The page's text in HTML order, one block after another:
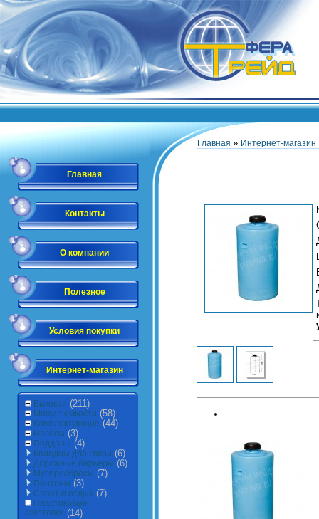
Главная
Контакты
О компании
Полезное
Условия покупки
Интернет-магазин
Ёмкости (211)
Мягкие емкости (58)
Комплектующие (44)
Насосы (3)
Поддоны (4)
Колодцы для связи (6)
Дорожные барьеры (6)
Мусоросбросы (7)
Понтоны (3)
Спорт и отдых (7)
Пластиковые
заготовки (14)
Главная » Интернет-магазин